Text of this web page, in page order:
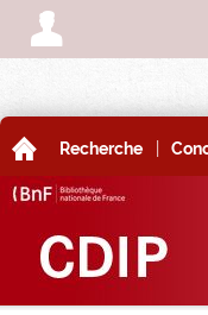
A
A Recherche |